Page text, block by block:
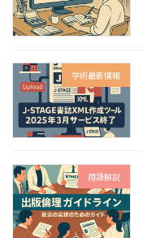
学術最新情報
用語解説